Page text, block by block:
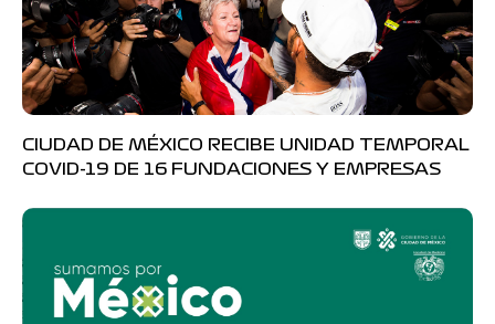
CIUDAD DE MÉXICO RECIBE UNIDAD TEMPORAL
COVID-19 DE 16 FUNDACIONES Y EMPRESAS